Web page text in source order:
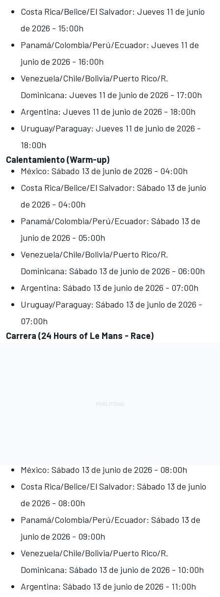
Costa Rica/Belice/El Salvador: Jueves 11 de junio
de 2026 - 15:00h
Panamá/Colombia/Perú/Ecuador: Jueves 11 de
junio de 2026 - 16:00h
Venezuela/Chile/Bolivia/Puerto Rico/R.
Dominicana: Jueves 11 de junio de 2026 - 17:00h
Argentina: Jueves 11 de junio de 2026 - 18:00h
Uruguay/Paraguay: Jueves 11 de junio de 2026 -
18:00h
Calentamiento (Warm-up)
México: Sábado 13 de junio de 2026 - 04:00h
Costa Rica/Belice/El Salvador: Sábado 13 de junio
de 2026 - 04:00h
Panamá/Colombia/Perú/Ecuador: Sábado 13 de
junio de 2026 - 05:00h
Venezuela/Chile/Bolivia/Puerto Rico/R.
Dominicana: Sábado 13 de junio de 2026 - 06:00h
Argentina: Sábado 13 de junio de 2026 - 07:00h
Uruguay/Paraguay: Sábado 13 de junio de 2026 -
07:00h
Carrera (24 Hours of Le Mans - Race)
México: Sábado 13 de junio de 2026 - 08:00h
Costa Rica/Belice/El Salvador: Sábado 13 de junio
de 2026 - 08:00h
Panamá/Colombia/Perú/Ecuador: Sábado 13 de
junio de 2026 - 09:00h
Venezuela/Chile/Bolivia/Puerto Rico/R.
Dominicana: Sábado 13 de junio de 2026 - 10:00h
Argentina: Sábado 13 de junio de 2026 - 11:00h